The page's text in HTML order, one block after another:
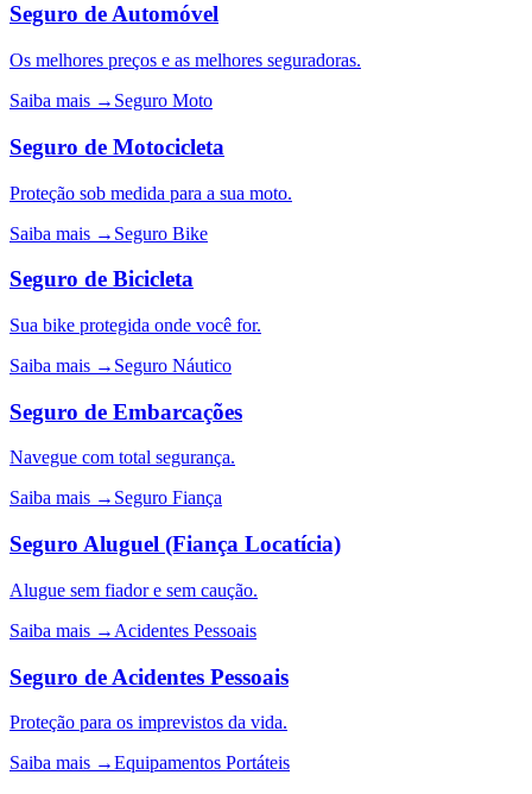
Seguro de Automóvel
Os melhores preços e as melhores seguradoras.
Saiba mais → Seguro Moto
Seguro de Motocicleta
Proteção sob medida para a sua moto.
Saiba mais → Seguro Bike
Seguro de Bicicleta
Sua bike protegida onde você for.
Saiba mais → Seguro Náutico
Seguro de Embarcações
Navegue com total segurança.
Saiba mais → Seguro Fiança
Seguro Aluguel (Fiança Locatícia)
Alugue sem fiador e sem caução.
Saiba mais → Acidentes Pessoais
Seguro de Acidentes Pessoais
Proteção para os imprevistos da vida.
Saiba mais →Equipamentos Portáteis